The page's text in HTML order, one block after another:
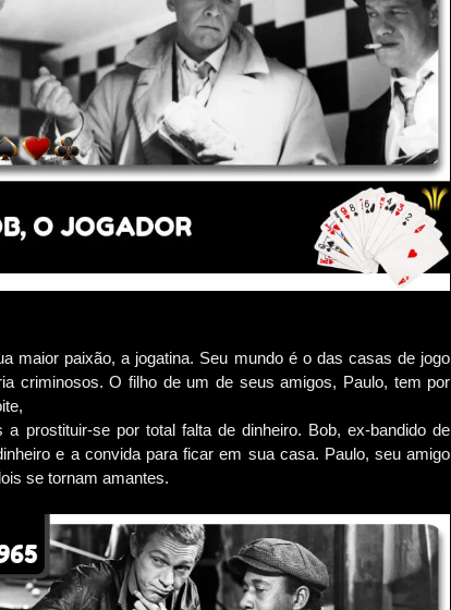
maior paixão, a jogatina. Seu mundo é o das casas de jogo
criminosos. O filho de um de seus amigos, Paulo, tem por
prostituir-se por total falta de dinheiro. Bob, ex-bandido de
e a convida para ficar em sua casa. Paulo, seu amigo
se tornam amantes.